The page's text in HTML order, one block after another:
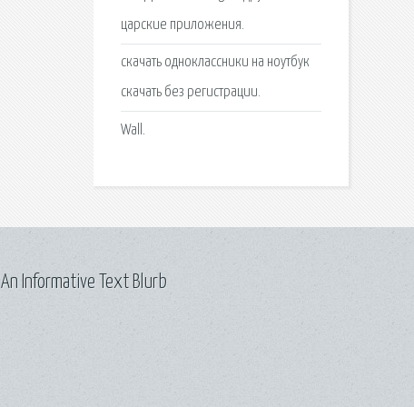
царские приложения.
скачать одноклассники на ноутбук
скачать без регистрации.
Wall.
An Informative Text Blurb